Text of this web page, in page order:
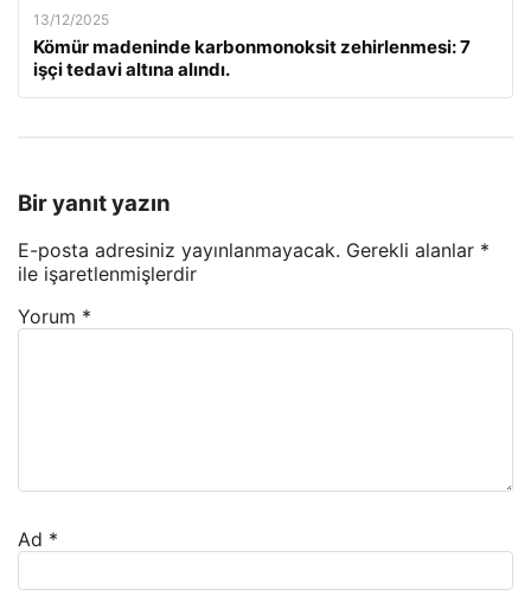
13/12/2025
Kömür madeninde karbonmonoksit zehirlenmesi: 7
işçi tedavi altına alındı.
Bir yanıt yazın
E-posta adresiniz yayınlanmayacak. Gerekli alanlar *
ile işaretlenmişlerdir
Yorum *
Ad *